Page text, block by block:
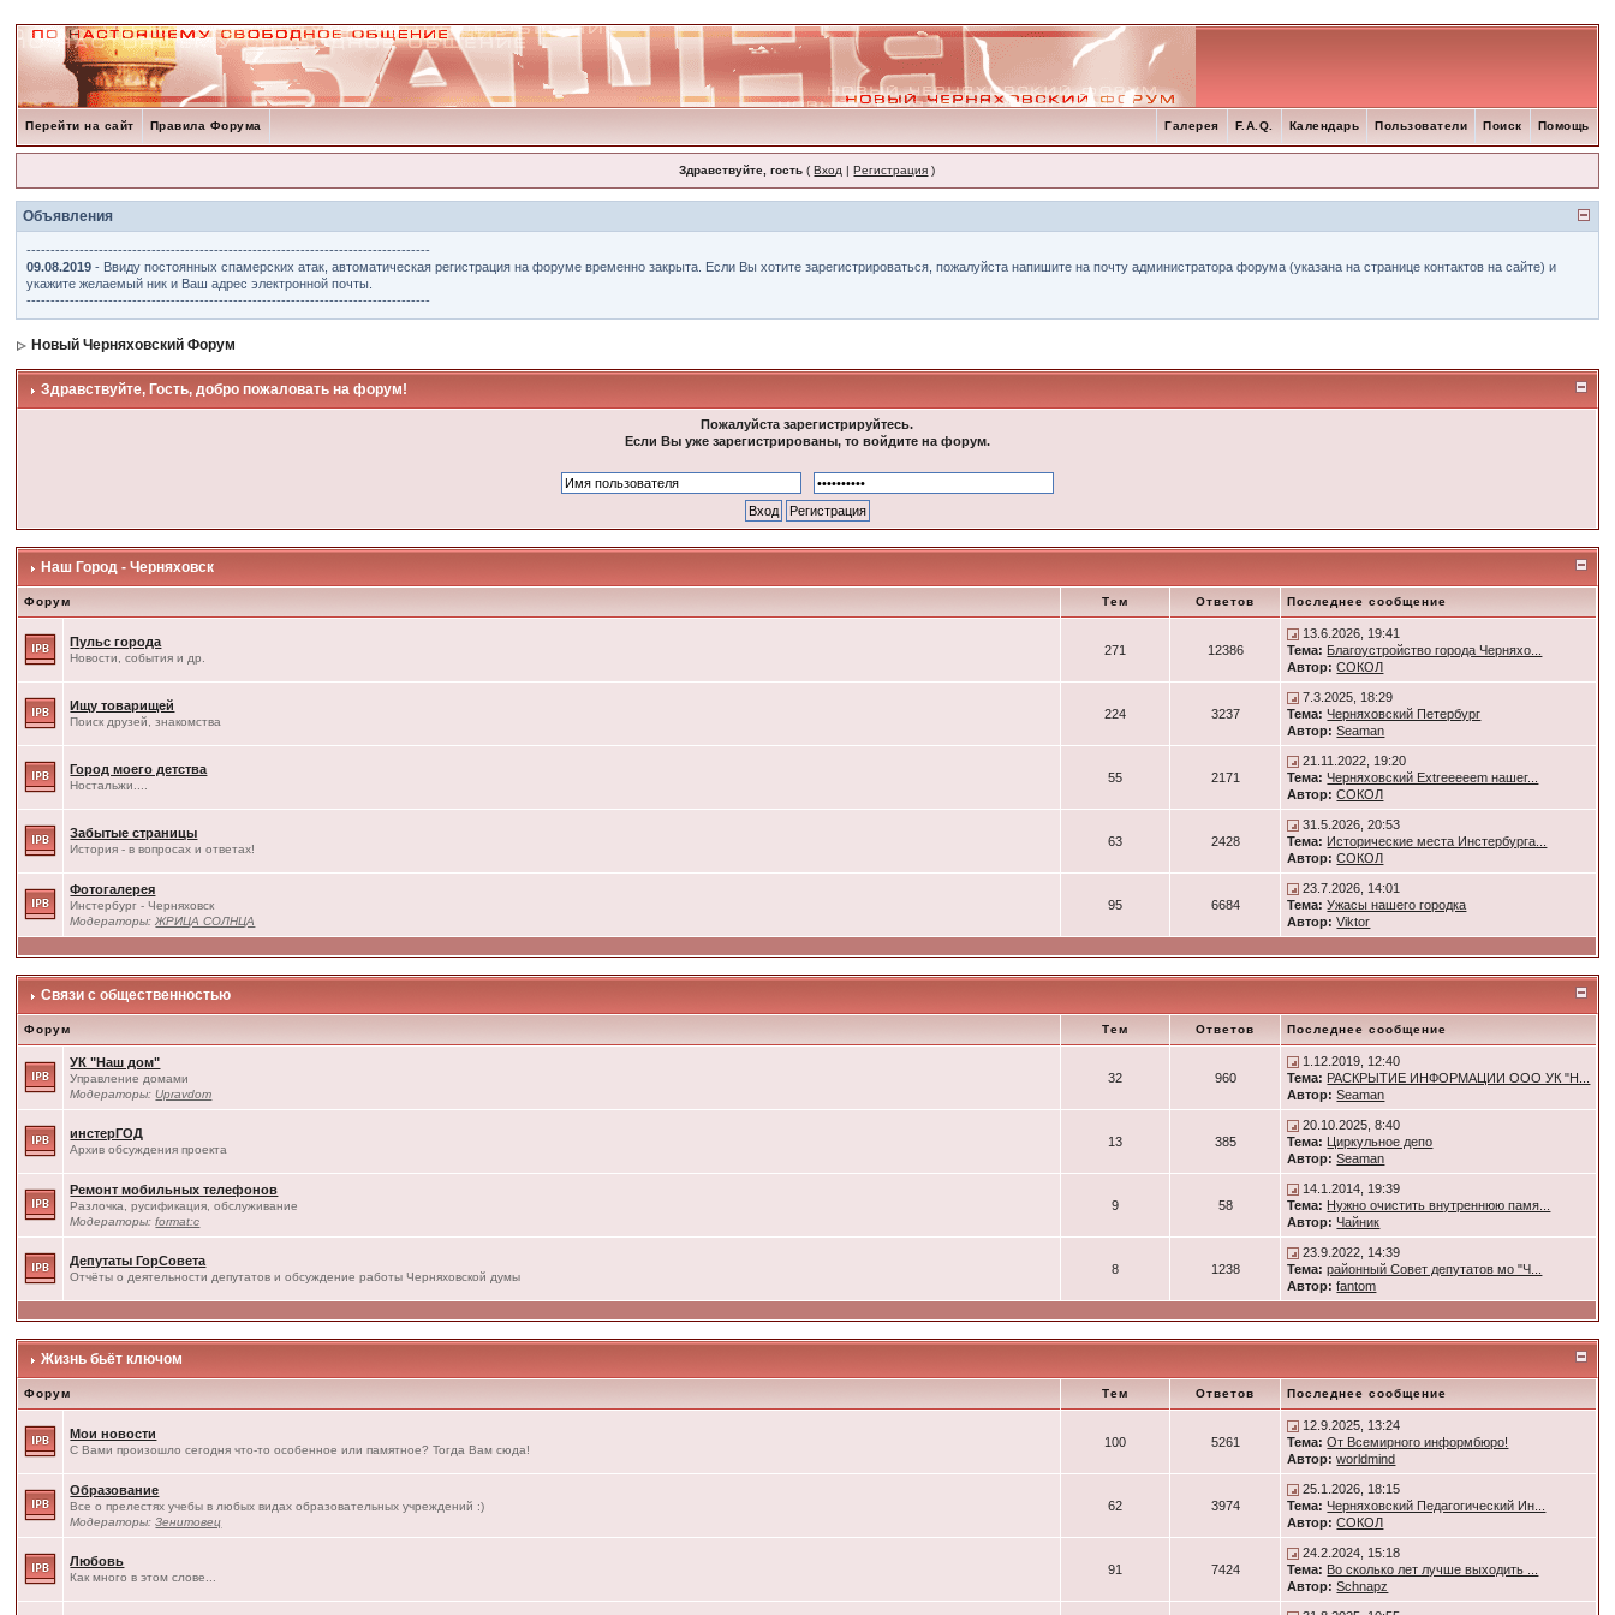
Перейти на сайт Правила Форума Помощь
Поиск
Пользователи
Календарь
F.A.Q.
Галерея
Здравствуйте, гость (Вход |Регистрация )
Объявления
------------------------------------------------------------------------------------
09.08.2019 - Ввиду постоянных спамерских атак, автоматическая регистрация на форуме временно закрыта. Если Вы хотите зарегистрироваться, пожалуйста напишите на почту администратора форума (указана на странице контактов на сайте) и
укажите желаемый ник и Ваш адрес электронной почты.
------------------------------------------------------------------------------------
Новый Черняховский Форум
Здравствуйте, Гость, добро пожаловать на форум!
Пожалуйста зарегистрируйтесь.
Если Вы уже зарегистрированы, то войдите на форум.
Наш Город - Черняховск
Форум Тем Ответов Последнее сообщение
Пульс города
Новости, события и др.
271 12386
13.6.2026, 19:41
Тема: Благоустройство города Черняхо...
Автор: СОКОЛ
Ищу товарищей
Поиск друзей, знакомства
224 3237
7.3.2025, 18:29
Тема: Черняховский Петербург
Автор: Seaman
Город моего детства
Ностальжи....
55 2171
21.11.2022, 19:20
Тема: Черняховский Extreeeeem нашег...
Автор: СОКОЛ
Забытые страницы
История - в вопросах и ответах!
63 2428
31.5.2026, 20:53
Тема: Исторические места Инстербурга...
Автор: СОКОЛ
Фотогалерея
Инстербург - Черняховск
Модераторы:ЖРИЦА СОЛНЦА
95 6684
23.7.2026, 14:01
Тема: Ужасы нашего городка
Автор: Viktor
Связи с общественностью
Форум Тем Ответов Последнее сообщение
УК "Наш дом"
Управление домами
Модераторы:Upravdom
32 960
1.12.2019, 12:40
Тема: РАСКРЫТИЕ ИНФОРМАЦИИ ООО УК "Н...
Автор: Seaman
инстерГОД
Архив обсуждения проекта
13 385
20.10.2025, 8:40
Тема: Циркульное депо
Автор: Seaman
Ремонт мобильных телефонов
Разлочка, русификация, обслуживание
Модераторы:format:c
9 58
14.1.2014, 19:39
Тема: Нужно очистить внутреннюю памя...
Автор: Чайник
Депутаты ГорСовета
Отчёты о деятельности депутатов и обсуждение работы Черняховской думы
8 1238
23.9.2022, 14:39
Тема: районный Совет депутатов мо "Ч...
Автор: fantom
Жизнь бьёт ключом
Форум Тем Ответов Последнее сообщение
Мои новости
С Вами произошло сегодня что-то особенное или памятное? Тогда Вам сюда!
100 5261
12.9.2025, 13:24
Тема: От Всемирного информбюро!
Автор: worldmind
Образование
Все о прелестях учебы в любых видах образовательных учреждений :)
Модераторы:Зенитовец
62 3974
25.1.2026, 18:15
Тема: Черняховский Педагогический Ин...
Автор: СОКОЛ
Любовь
Как много в этом слове...
91 7424
24.2.2024, 15:18
Тема: Во сколько лет лучше выходить ...
Автор: Schnapz